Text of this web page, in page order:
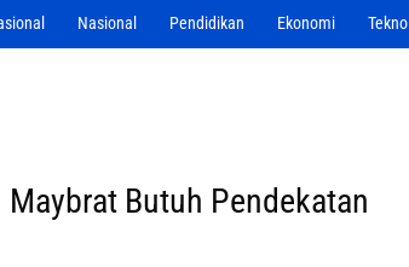
Nasional Pendidikan Ekonomi Tekno
Butuh Pendekatan